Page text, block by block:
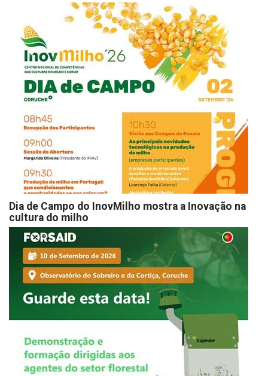
Dia de Campo do InovMilho mostra a Inovação na
cultura do milho